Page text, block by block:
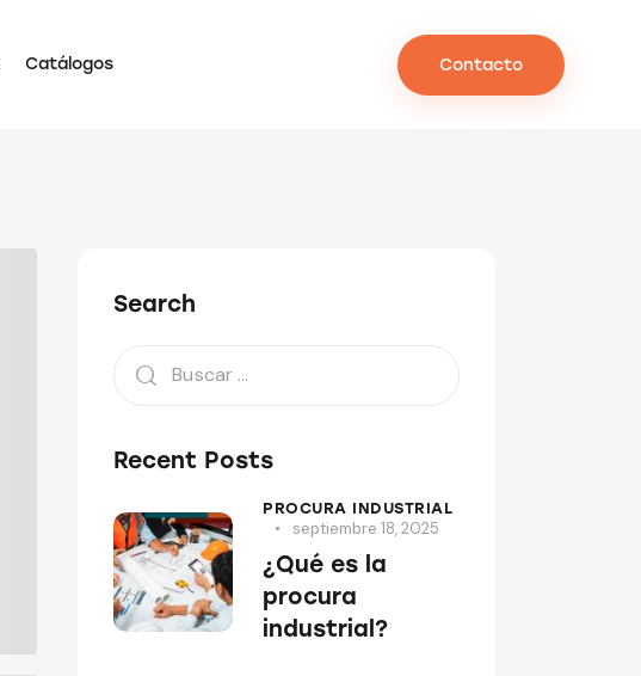
Catálogos Contacto
Search
Recent Posts
PROCURA INDUSTRIAL
septiembre 18, 2025
¿Qué es la
procura
industrial?